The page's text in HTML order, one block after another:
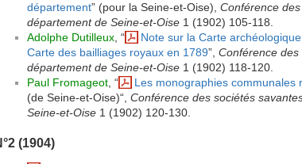
département” (pour la Seine-et-Oise), Conférence
département de Seine-et-Oise 1 (1902) 105-118.
Adolphe Dutilleux, “
Note sur la Carte
Carte des bailliages royaux en 1789”, Conférence
département de Seine-et-Oise 1 (1902) 118-120.
Paul Fromageot, “ Les monographies communales
(de Seine-et-Oise)“, Conférence des sociétés
Seine-et-Oise 1 (1902) 120-130.
(1904)